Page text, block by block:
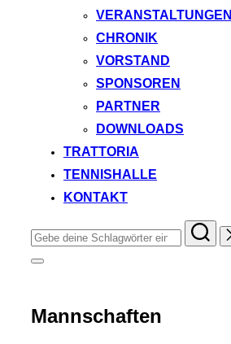
VERANSTALTUNGEN
CHRONIK
VORSTAND
SPONSOREN
PARTNER
DOWNLOADS
TRATTORIA
TENNISHALLE
KONTAKT
Suchen
nach:
Seitenleiste
Mannschaften